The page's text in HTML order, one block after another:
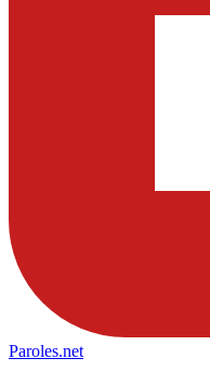
Paroles.net